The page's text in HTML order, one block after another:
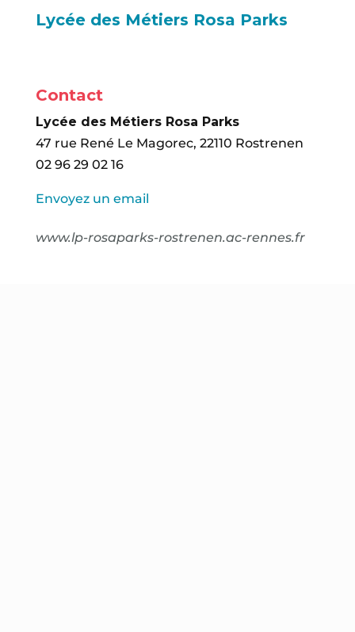
Lycée des Métiers Rosa Parks
Contact
Lycée des Métiers Rosa Parks
47 rue René Le Magorec, 22110 Rostrenen
02 96 29 02 16
Envoyez un email
www.lp-rosaparks-rostrenen.ac-rennes.fr